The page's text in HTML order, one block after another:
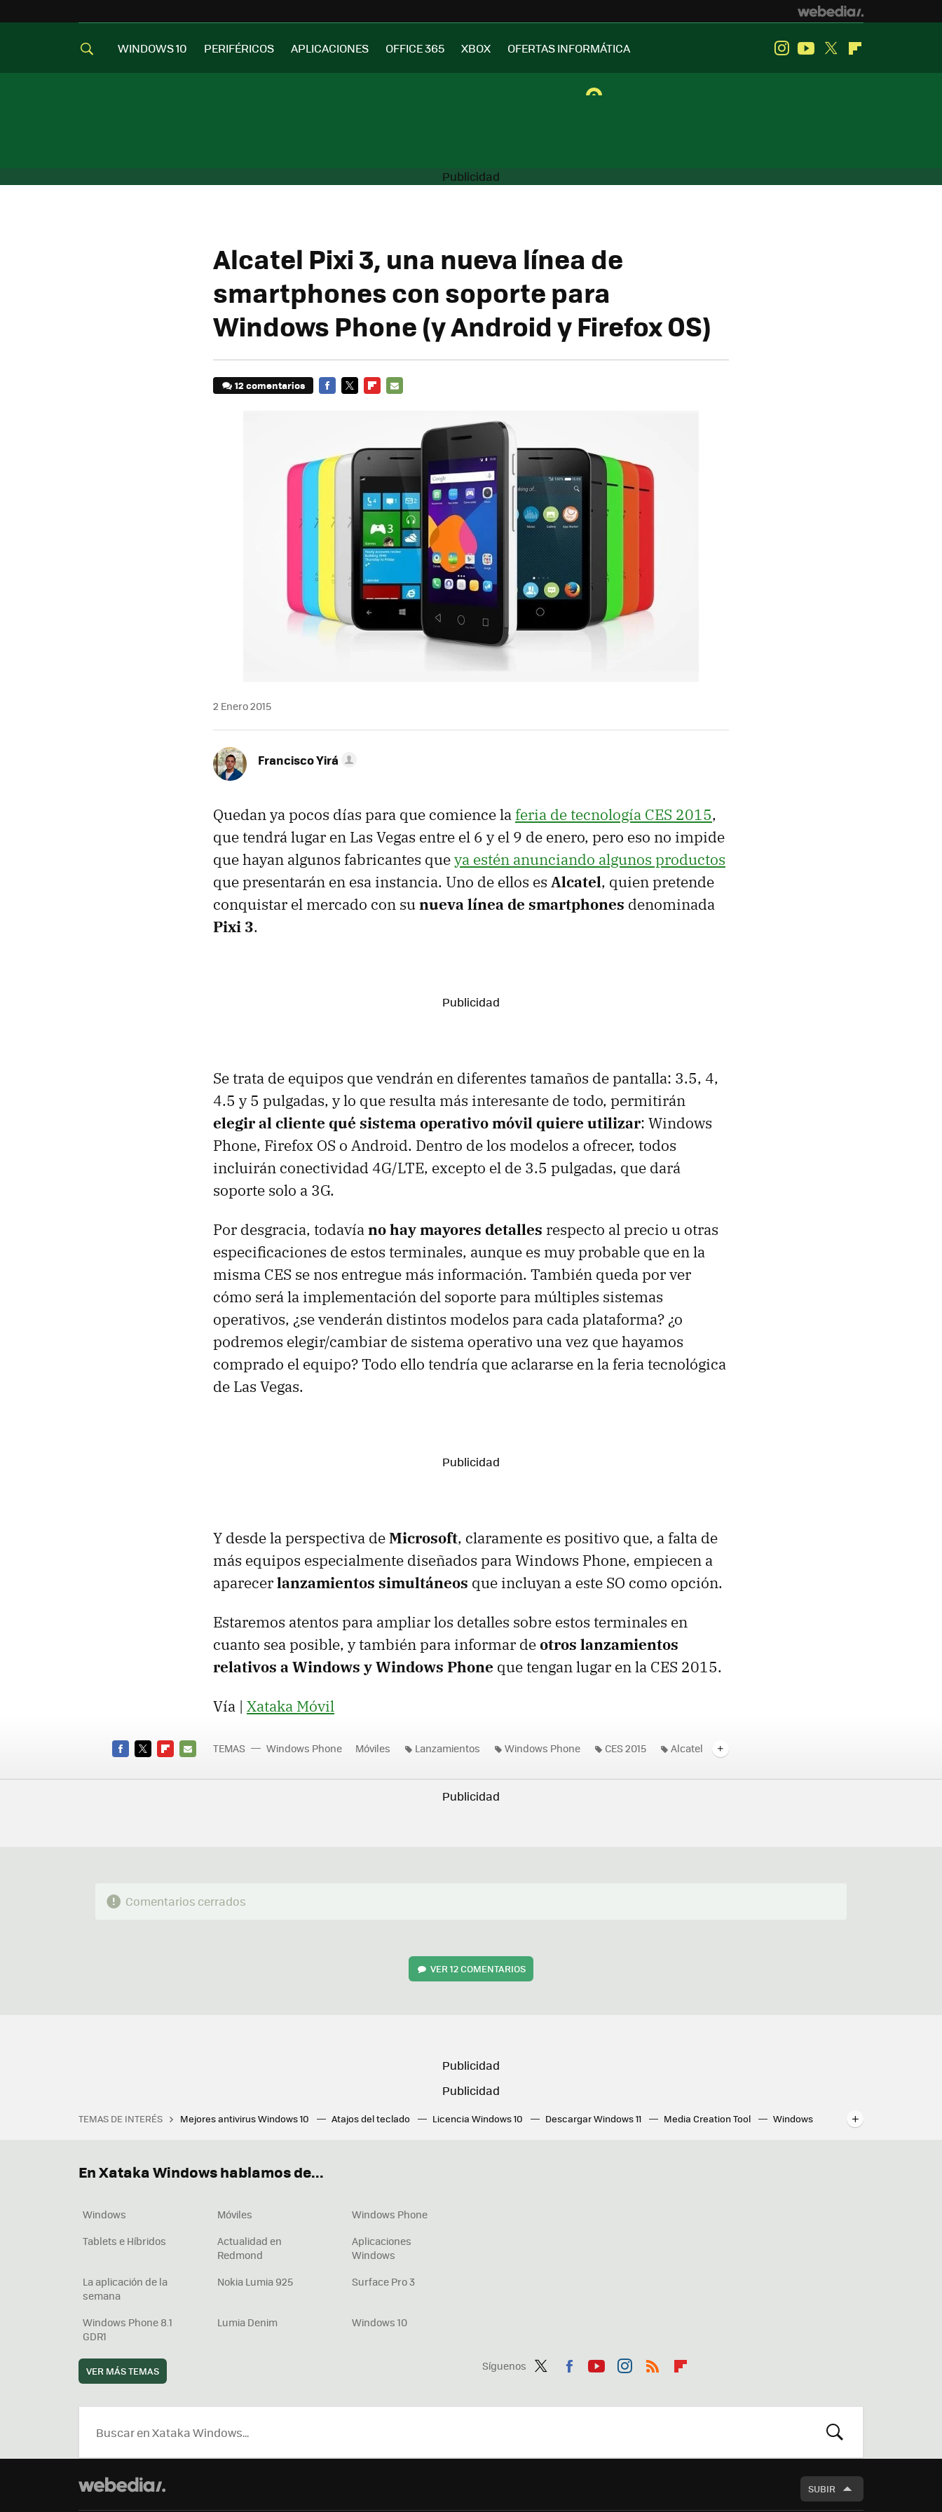
WINDOWS 10 PERIFÉRICOS APLICACIONES OFFICE 365 XBOX OFERTAS INFORMÁTICA InstagramYoutube
Twitter
Alcatel Pixi 3, una nueva línea de
smartphones con soporte para
Windows Phone (y Android y Firefox OS)
12 comentarios
2 Enero 2015
Francisco Yirá
Quedan ya pocos días para que comience la feria de tecnología CES 2015,
que tendrá lugar en Las Vegas entre el 6 y el 9 de enero, pero eso no impide
que hayan algunos fabricantes queya estén anunciando algunos productos
que presentarán en esa instancia. Uno de ellos es Alcatel, quien pretende
conquistar el mercado con sunueva línea de smartphones denominada
Pixi 3.
Se trata de equipos que vendrán en diferentes tamaños de pantalla: 3.5, 4,
4.5 y 5 pulgadas, y lo que resulta más interesante de todo, permitirán
elegir al cliente qué sistema operativo móvil quiere utilizar: Windows
Phone, Firefox OS o Android. Dentro de los modelos a ofrecer, todos
incluirán conectividad 4G/LTE, excepto el de 3.5 pulgadas, que dará
soporte solo a 3G.
Por desgracia, todavíano hay mayores detalles respecto al precio u otras
especificaciones de estos terminales, aunque es muy probable que en la
misma CES se nos entregue más información. También queda por ver
cómo será la implementación del soporte para múltiples sistemas
operativos, ¿se venderán distintos modelos para cada plataforma? ¿o
podremos elegir/cambiar de sistema operativo una vez que hayamos
comprado el equipo? Todo ello tendría que aclararse en la feria tecnológica
de Las Vegas.
Y desde la perspectiva deMicrosoft, claramente es positivo que, a falta de
más equipos especialmente diseñados para Windows Phone, empiecen a
aparecerlanzamientos simultáneos que incluyan a este SO como opción.
Estaremos atentos para ampliar los detalles sobre estos terminales en
cuanto sea posible, y también para informar deotros lanzamientos
relativos a Windows y Windows Phone que tengan lugar en la CES 2015.
Vía | Xataka Móvil
MAIL
TEMAS Windows Phone Móviles Lanzamientos Windows Phone CES 2015
Alcatel
Comentarios cerrados
VER12 COMENTARIOS
TEMAS DE INTERÉS Mejores antivirus Windows 10 Atajos del teclado Licencia Windows 10 Descargar Windows 11 Media Creation Tool
Windows
Síguenos
ter
ebo tub agr
boa
En Xataka Windows hablamos de...
Windows Móviles
Windows Phone
Tablets e Híbridos
Actualidad en
Redmond
Aplicaciones
Windows
La aplicación de la
semana
Nokia Lumia 925 Surface Pro 3
Windows Phone 8.1
GDR1
Lumia Denim Windows 10
VER MÁS TEMAS
BUSCAR
SUBIR